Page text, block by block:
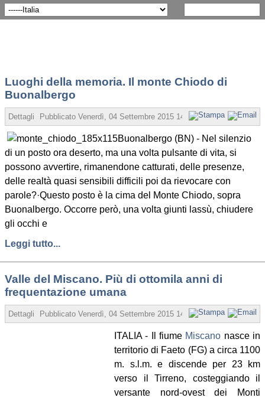
Luoghi della memoria. Il monte Chiodo di
Buonalbergo
Dettagli Pubblicato Venerdì, 04 Settembre 2015 14:55 Scritto da
Buonalbergo (BN) - Nel silenzio
di un posto ora deserto, ma una volta pulsante di vita, si
possono avvertire, rimanendone catturati, delle presenze,
delle realtà quasi sensibili difficili poi da rievocare con
parole?·Questo posto è la cima del Monte Chiodo, sopra
Buonalbergo. Occorre però, una volta giunti lassù, chiudere
gli occhi e
Leggi tutto...
Valle del Miscano. Più di ottomila anni di
frequentazione umana
Dettagli Pubblicato Venerdì, 04 Settembre 2015 14:01 Scritto da Angelo
ITALIA - Il fiume Miscano nasce in
territorio di Faeto (FG) a circa 1100
m. s.l.m. e discende per 23 km
verso il Tirreno, costeggiando il
versante nord-ovest dei Monti